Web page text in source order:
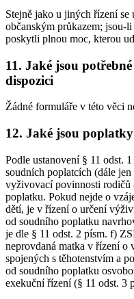
Stejně jako u jiných řízení
občanským průkazem; jsou-
poskytli plnou moc, kterou
11. Jaké jsou
dispozici
Žádné formuláře v této věci
12. Jaké jsou
Podle ustanovení § 11 odst.
soudních poplatcích (dále
vyživovací povinnosti rodičů
poplatku. Pokud nejde o
dětí, je v řízení o určení
od soudního poplatku
je dle § 11 odst. 2 písm. f)
neprovdaná matka v řízení o
spojených s těhotenstvím a
od soudního poplatku
exekuční řízení (§ 11 odst. 3